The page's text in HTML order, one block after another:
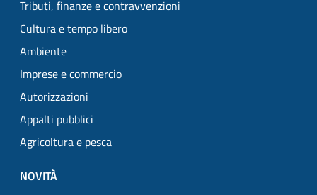
Tributi, finanze e contravvenzioni
Cultura e tempo libero
Ambiente
Imprese e commercio
Autorizzazioni
Appalti pubblici
Agricoltura e pesca
NOVITÀ